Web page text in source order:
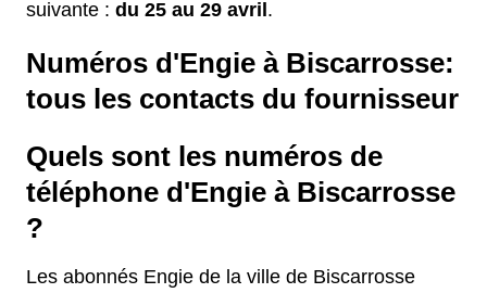
suivante : du 25 au 29 avril .
Numéros d'Engie à Biscarrosse:
tous les contacts du fournisseur
Quels sont les numéros de
téléphone d'Engie à Biscarrosse
?
Les abonnés Engie de la ville de Biscarrosse